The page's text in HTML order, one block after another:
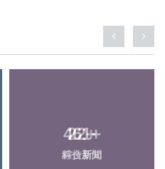
22+
科技新知